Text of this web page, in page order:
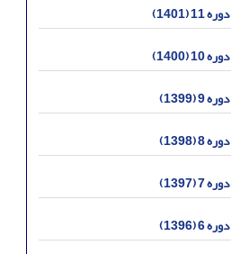
دوره 11 (1401)
دوره 10 (1400)
دوره 9 (1399)
دوره 8 (1398)
دوره 7 (1397)
دوره 6 (1396)